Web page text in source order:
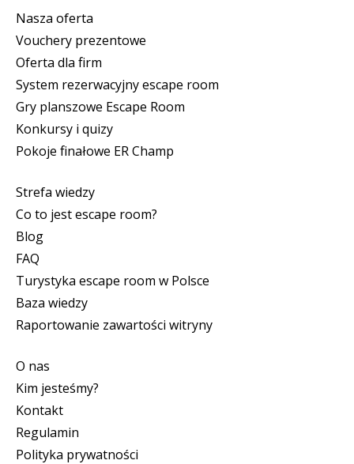
Nasza oferta
Vouchery prezentowe
Oferta dla firm
System rezerwacyjny escape room
Gry planszowe Escape Room
Konkursy i quizy
Pokoje finałowe ER Champ
Strefa wiedzy
Co to jest escape room?
Blog
FAQ
Turystyka escape room w Polsce
Baza wiedzy
Raportowanie zawartości witryny
O nas
Kim jesteśmy?
Kontakt
Regulamin
Polityka prywatności